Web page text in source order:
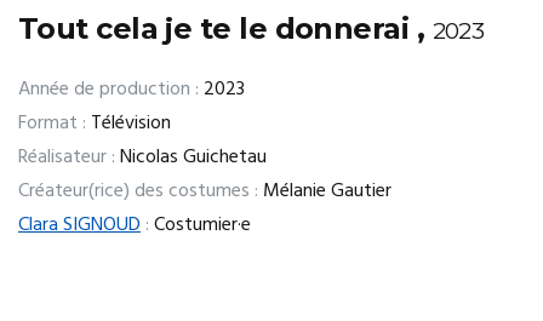
Tout cela je te le donnerai , 2023
Année de production : 2023
Format : Télévision
Réalisateur :Nicolas Guichetau
Créateur(rice) des costumes : Mélanie Gautier
Clara SIGNOUD:Costumier·e